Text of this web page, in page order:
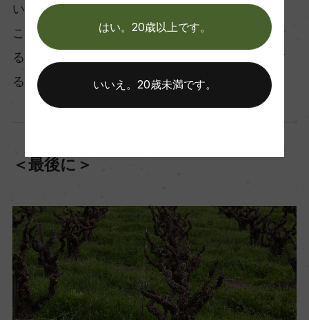
い。
これを味わうために、一流のピットマスターにな
るために、週末せっせとバーベキューの支度をす
る。
＜最後に＞
はい。20歳以上です。
いいえ。20歳未満です。